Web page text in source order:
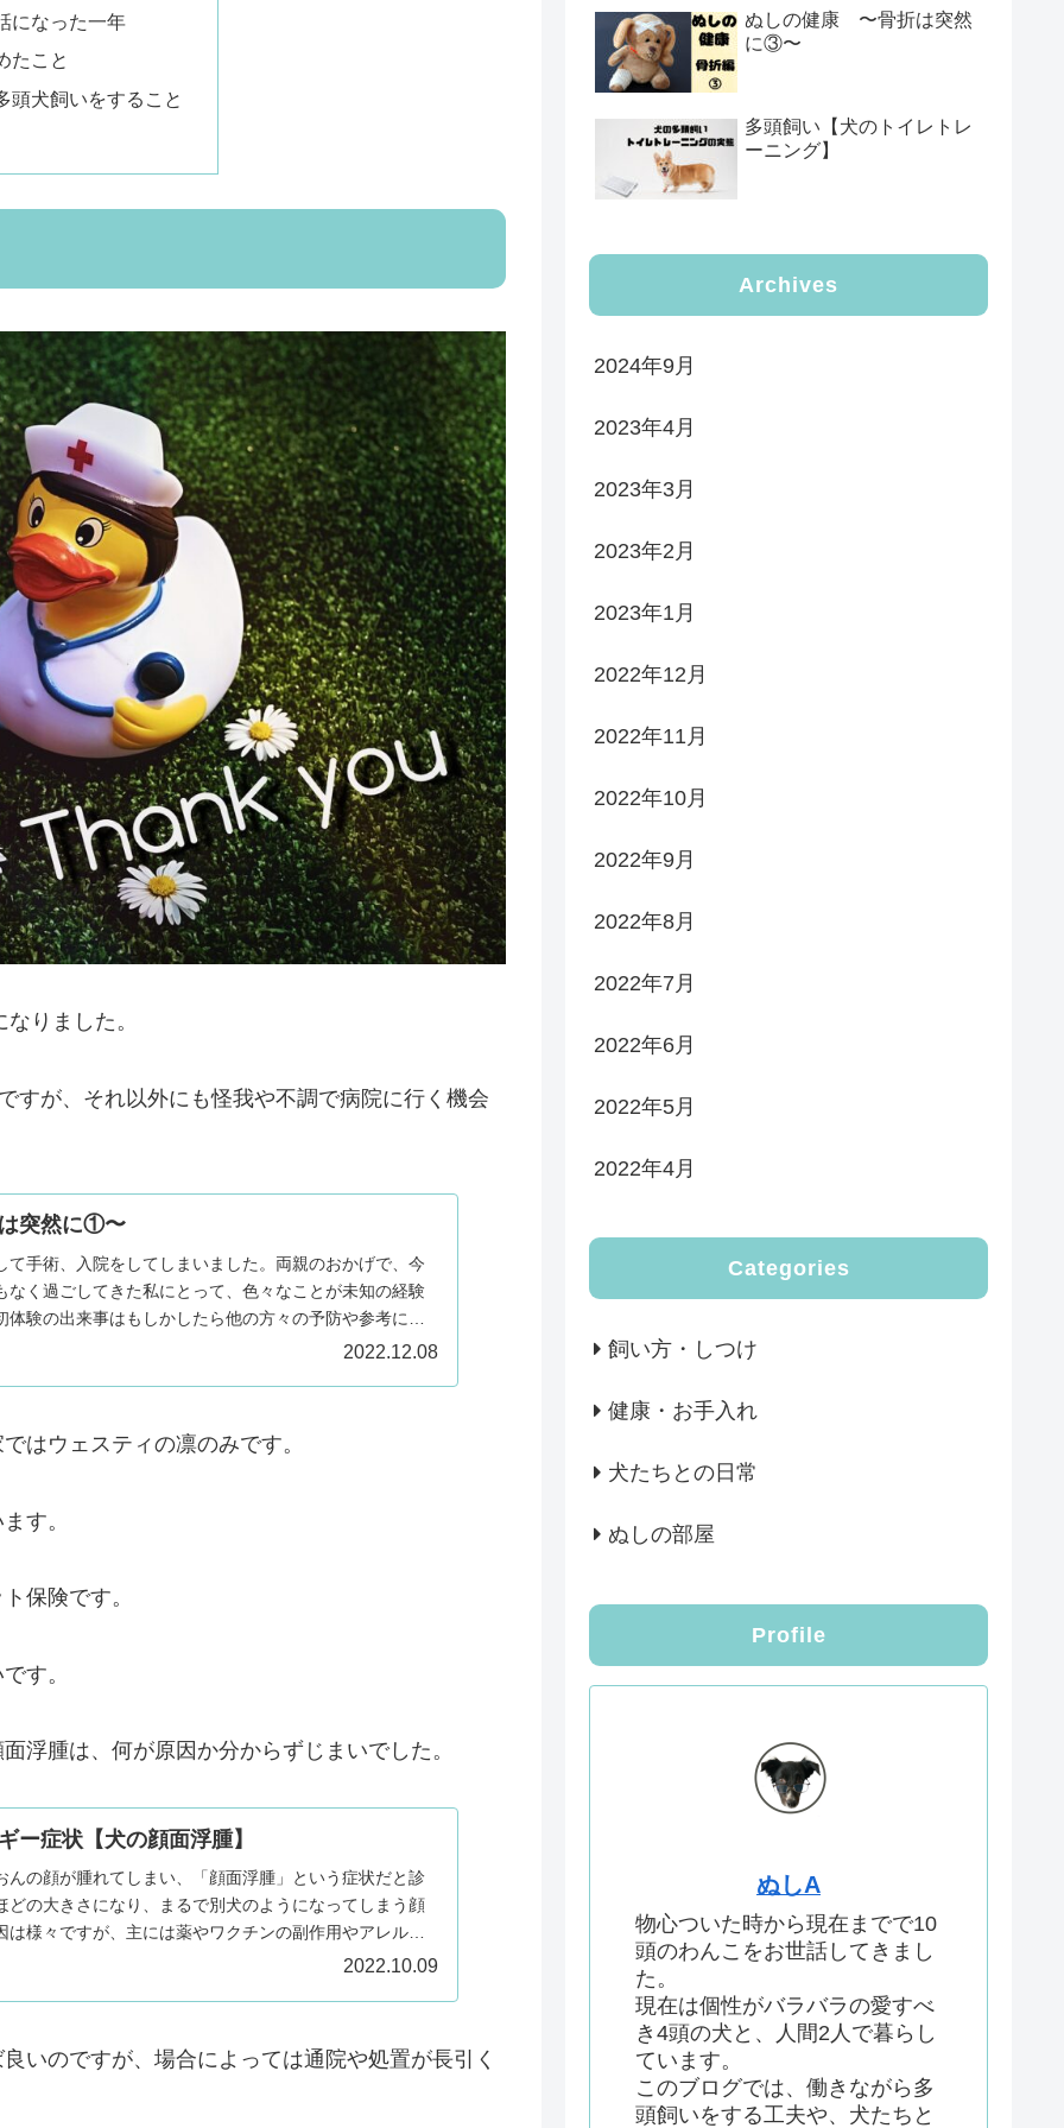
になった一年
たこと
頭犬飼いをすること
りました。
すが、それ以外にも怪我や不調で病院に行く機会
突然に①〜
て手術、入院をしてしまいました。両親のおかげで、今
なく過ごしてきた私にとって、色々なことが未知の経験
験の出来事はもしかしたら他の方々の予防や参考にな
2022.12.08
はウェスティの凛のみです。
す。
保険です。
す。
浮腫は、何が原因か分からずじまいでした。
ー症状【犬の顔面浮腫】
んの顔が腫れてしまい、「顔面浮腫」という症状だと診
どの大きさになり、まるで別犬のようになってしまう顔
様々ですが、主には薬やワクチンの副作用やアレルギ
2022.10.09
いのですが、場合によっては通院や処置が長引く
ぬしの健康 〜骨折は突然
に③〜
多頭飼い【犬のトイレトレ
ーニング】
Archives
2024年9月
2023年4月
2023年3月
2023年2月
2023年1月
2022年12月
2022年11月
2022年10月
2022年9月
2022年8月
2022年7月
2022年6月
2022年5月
2022年4月
Categories
飼い方・しつけ
健康・お手入れ
犬たちとの日常
ぬしの部屋
Profile
ぬしA
物心ついた時から現在までで10
頭のわんこをお世話してきまし
た。
現在は個性がバラバラの愛すべ
き4頭の犬と、人間2人で暮らし
ています。
このブログでは、働きながら多
頭飼いをする工夫や、犬たちと